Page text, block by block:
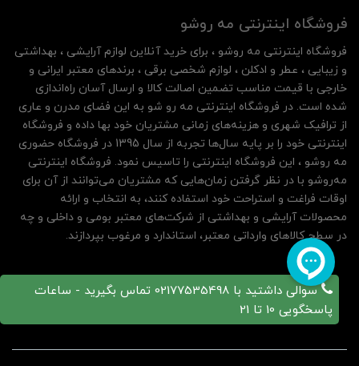
سوالی داشتید با 02177535498 تماس بگیرید - ساعات
پاسخگویی 10 تا 21
فروشگاه اینترنتی مه‌ رو‌شو
فروشگاه اینترنتی مه‌ رو‌شو ، برای خرید آنلاین لوازم آرایشی ، بهداشتی
و زیبایی ، عطر و ادکلن ، لوازم شخصی برقی ، برندهای معتبر ایرانی و
خارجی با قیمت مناسب تضمین اصالت کالا و ارسال آسان راه‌اندازی
شده است. در فروشگاه اینترنتی مه رو شو به این فضای مدرن و عاری
از ترافیک شهری و هزینه‌های زمانی مشتریان خود بها داده و فروشگاه
اینترنتی خود را بر پایه سال‌ها تجربه از سال 1395 در فروشگاه حضوری
مه روشو ، این فروشگاه اینترنتی را تاسیس نمود. فروشگاه اینترنتی
مه‌رو‌شو با در نظر گرفتن زمان‌هایی که مشتریان می‌توانند از آن‌ برای
اوقات فراغت و استراحت خود استفاده کنند، به انتخاب و ارائه
محصولات آرایشی و بهداشتی از شرکت‌های معتبر بومی و داخلی و چه
در سطح کالاهای وارداتی معتبر، استاندارد و مرغوب بپردازند.